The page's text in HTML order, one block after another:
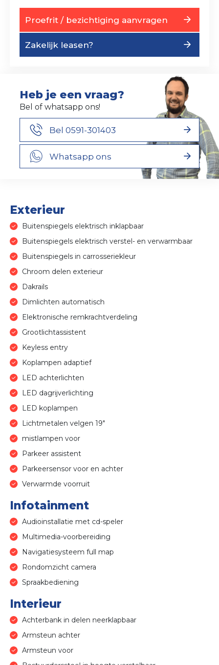
Proefrit / bezichtiging aanvragen
Zakelijk leasen?
Heb je een vraag?
Bel of whatsapp ons!
Bel 0591-301403
Whatsapp ons
Exterieur
Buitenspiegels elektrisch inklapbaar
Buitenspiegels elektrisch verstel- en verwarmbaar
Buitenspiegels in carrosseriekleur
Chroom delen exterieur
Dakrails
Dimlichten automatisch
Elektronische remkrachtverdeling
Grootlichtassistent
Keyless entry
Koplampen adaptief
LED achterlichten
LED dagrijverlichting
LED koplampen
Lichtmetalen velgen 19"
mistlampen voor
Parkeer assistent
Parkeersensor voor en achter
Verwarmde voorruit
Infotainment
Audioinstallatie met cd-speler
Multimedia-voorbereiding
Navigatiesysteem full map
Rondomzicht camera
Spraakbediening
Interieur
Achterbank in delen neerklapbaar
Armsteun achter
Armsteun voor